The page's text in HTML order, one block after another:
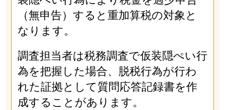
（無申告）すると重加算税の対象と
なります。
調査担当者は税務調査で仮装隠ぺい行
為を把握した場合、脱税行為が行わ
れた証拠として質問応答記録書を作
成することがあります。